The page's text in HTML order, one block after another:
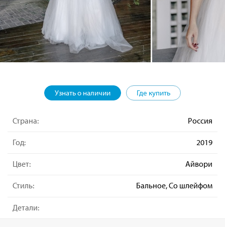
Узнать о наличии Где купить
Страна: Россия
Год: 2019
Цвет: Айвори
Стиль: Бальное, Со шлейфом
Детали: